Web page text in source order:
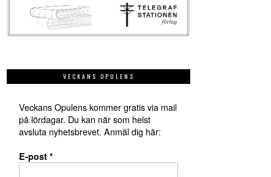
VECKANS OPULENS
Veckans Opulens kommer gratis via mail
på lördagar. Du kan när som helst
avsluta nyhetsbrevet. Anmäl dig här:
E-post *